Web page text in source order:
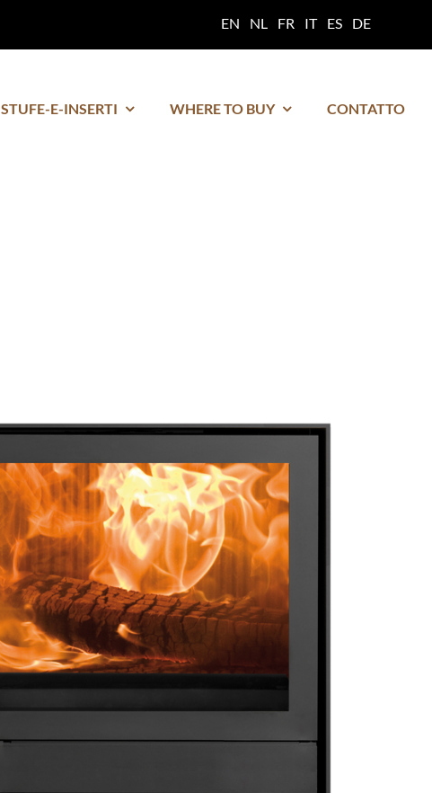
EN NL FR IT ES DE
STUFE-E-INSERTI WHERE TO BUY CONTATTO